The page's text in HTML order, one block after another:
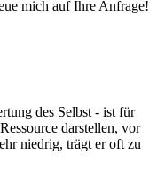
mich auf Ihre Anfrage!
des Selbst - ist für
darstellen, vor
niedrig, trägt er oft zu